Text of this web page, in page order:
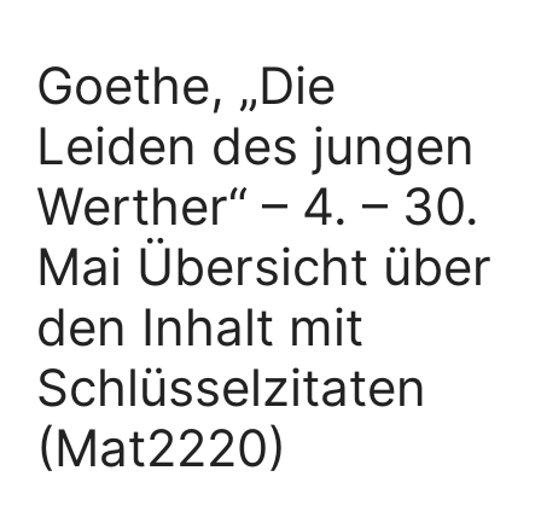
Goethe, „Die
Leiden des jungen
Werther“ – 4. – 30.
Mai Übersicht über
den Inhalt mit
Schlüsselzitaten
(Mat2220)